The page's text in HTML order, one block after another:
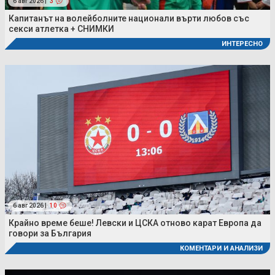
Капитанът на волейболните национали върти любов със
секси атлетка + СНИМКИ
ИНТЕРЕСНО
6 авг 2026 | 10
Крайно време беше! Левски и ЦСКА отново карат Европа да
говори за България
КОМЕНТАРИ И АНАЛИЗИ